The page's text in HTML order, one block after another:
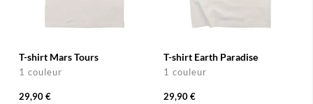
T-shirt Mars Tours
1 couleur
29,90 €
T-shirt Earth Paradise
1 couleur
29,90 €